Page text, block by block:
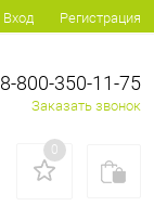
Вход Регистрация
8-800-350-11-75
Заказать звонок
0